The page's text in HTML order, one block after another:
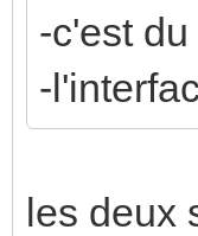
-c'est
-
les deux